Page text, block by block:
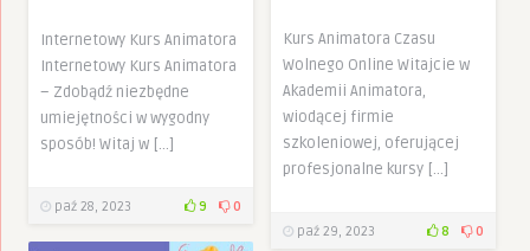
Kurs Animatora Czasu
Wolnego Online Witajcie w
Akademii Animatora,
wiodącej firmie
szkoleniowej, oferującej
profesjonalne kursy […]
paź 29, 2023 8 0
Internetowy Kurs Animatora
Internetowy Kurs Animatora
– Zdobądź niezbędne
umiejętności w wygodny
sposób! Witaj w […]
paź 28, 2023 9 0